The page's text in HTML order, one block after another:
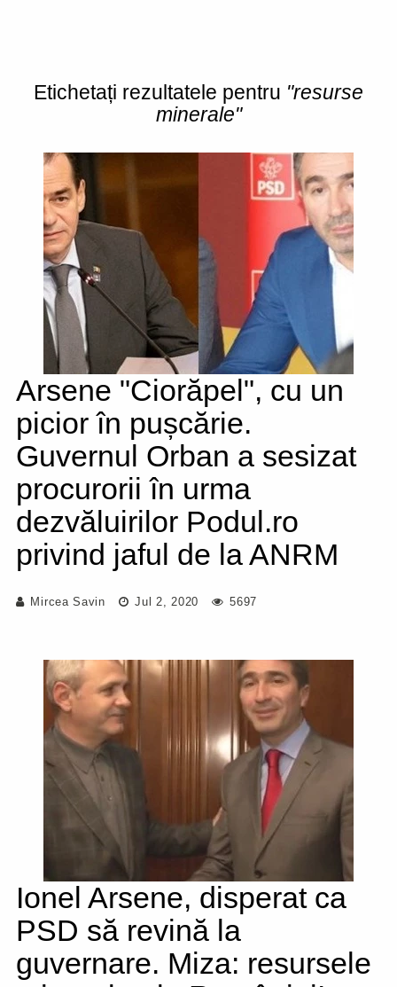
Etichetați rezultatele pentru "resurse
minerale"
Arsene "Ciorăpel", cu un
picior în pușcărie.
Guvernul Orban a sesizat
procurorii în urma
dezvăluirilor Podul.ro
privind jaful de la ANRM
Mircea Savin Jul 2, 2020 5697
Ionel Arsene, disperat ca
PSD să revină la
guvernare. Miza: resursele